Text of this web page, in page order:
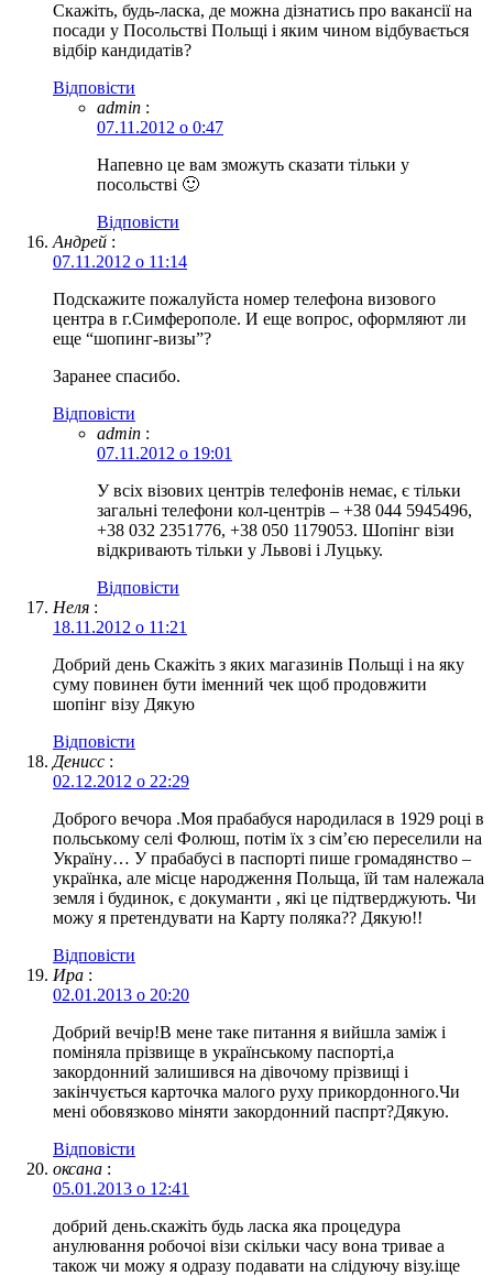
Скажіть, будь-ласка, де можна дізнатись про вакансії на
посади у Посольстві Польщі і яким чином відбувається
відбір кандидатів?
Відповіcти
admin :
07.11.2012 о 0:47
Напевно це вам зможуть сказати тільки у
посольстві 🙂
Відповіcти
Андрей :
07.11.2012 о 11:14
Подскажите пожалуйста номер телефона визового
центра в г.Симферополе. И еще вопрос, оформляют ли
еще “шопинг-визы”?
Заранее спасибо.
Відповіcти
admin :
07.11.2012 о 19:01
У всіх візових центрів телефонів немає, є тільки
загальні телефони кол-центрів – +38 044 5945496,
+38 032 2351776, +38 050 1179053. Шопінг візи
відкривають тільки у Львові і Луцьку.
Відповіcти
Неля :
18.11.2012 о 11:21
Добрий день Скажіть з яких магазинів Польщі і на яку
суму повинен бути іменний чек щоб продовжити
шопінг візу Дякую
Відповіcти
Денисс :
02.12.2012 о 22:29
Доброго вечора .Моя прабабуся народилася в 1929 році в
польському селі Фолюш, потім їх з сім’єю переселили на
Україну… У прабабусі в паспорті пише громадянство –
українка, але місце народження Польща, їй там належала
земля і будинок, є докуманти , які це підтверджують. Чи
можу я претендувати на Карту поляка?? Дякую!!
Відповіcти
Ира :
02.01.2013 о 20:20
Добрий вечір!В мене таке питання я вийшла заміж і
поміняла прізвище в українському паспорті,а
закордонний залишився на дівочому прізвищі і
закінчується карточка малого руху прикордонного.Чи
мені обовязково міняти закордонний паспрт?Дякую.
Відповіcти
оксана :
05.01.2013 о 12:41
добрий день.скажіть будь ласка яка процедура
анулювання робочоі візи скільки часу вона тривае а
також чи можу я одразу подавати на слідуючу візу.іще